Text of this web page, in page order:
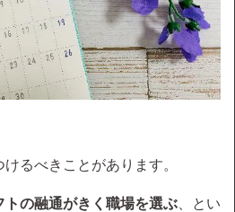
るべきことがあります。
トの融通がきく職場を選ぶ 、とい